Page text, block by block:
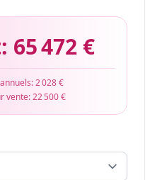
65 472 €
2 028 €
vente:22 500 €